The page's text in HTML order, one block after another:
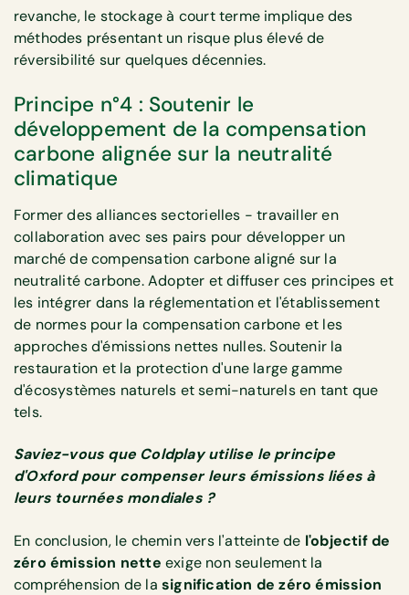
revanche, le stockage à court terme implique des
méthodes présentant un risque plus élevé de
réversibilité sur quelques décennies.
Principe n°4 : Soutenir le
développement de la compensation
carbone alignée sur la neutralité
climatique
Former des alliances sectorielles - travailler en
collaboration avec ses pairs pour développer un
marché de compensation carbone aligné sur la
neutralité carbone. Adopter et diffuser ces principes et
les intégrer dans la réglementation et l'établissement
de normes pour la compensation carbone et les
approches d'émissions nettes nulles. Soutenir la
restauration et la protection d'une large gamme
d'écosystèmes naturels et semi-naturels en tant que
tels.
Saviez-vous que Coldplay utilise le principe
d'Oxford pour compenser leurs émissions liées à
leurs tournées mondiales ?
En conclusion, le chemin vers l'atteinte de l'objectif de
zéro émission nette exige non seulement la
compréhension de la signification de zéro émission